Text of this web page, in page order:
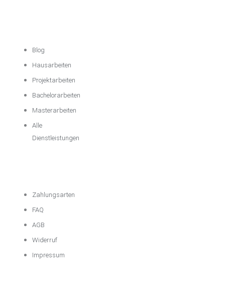
Blog
Hausarbeiten
Projektarbeiten
Bachelorarbeiten
Masterarbeiten
Alle
Dienstleistungen
Zahlungsarten
FAQ
AGB
Widerruf
Impressum